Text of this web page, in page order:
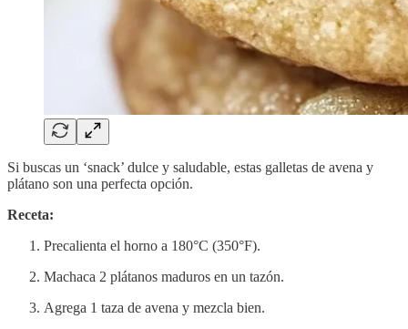
Si buscas un ‘snack’ dulce y saludable, estas galletas de avena y
plátano son una perfecta opción.
Receta:
Precalienta el horno a 180°C (350°F).
Machaca 2 plátanos maduros en un tazón.
Agrega 1 taza de avena y mezcla bien.